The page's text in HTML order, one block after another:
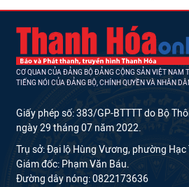
CƠ QUAN CỦA ĐẢNG BỘ ĐẢNG CỘNG SẢN VIỆT NAM
TIẾNG NÓI CỦA ĐẢNG BỘ, CHÍNH QUYỀN VÀ NHÂN
Giấy phép số: 383/GP-BTTTT do Bộ
ngày 29 tháng 07 năm 2022.
Trụ sở: Đại lộ Hùng Vương, phường
Giám đốc: Phạm Văn Báu.
Đường dây nóng: 0822173636